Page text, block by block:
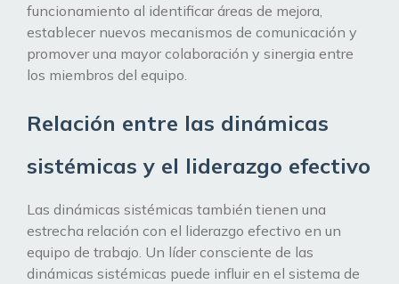
funcionamiento al identificar áreas de mejora,
establecer nuevos mecanismos de comunicación y
promover una mayor colaboración y sinergia entre
los miembros del equipo.
Relación entre las dinámicas
sistémicas y el liderazgo efectivo
Las dinámicas sistémicas también tienen una
estrecha relación con el liderazgo efectivo en un
equipo de trabajo. Un líder consciente de las
dinámicas sistémicas puede influir en el sistema de